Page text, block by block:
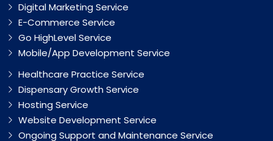
Digital Marketing Service
E-Commerce Service
Go HighLevel Service
Mobile/App Development Service
Healthcare Practice Service
Dispensary Growth Service
Hosting Service
Website Development Service
Ongoing Support and Maintenance Service